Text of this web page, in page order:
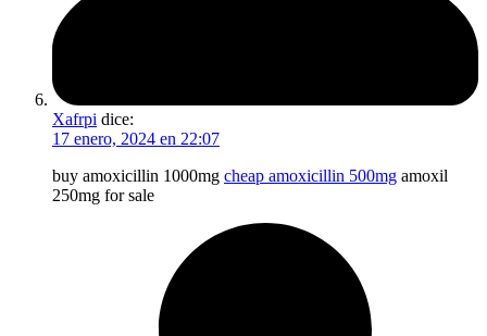
Xafrpi dice:
17 enero, 2024 en 22:07
buy amoxicillin 1000mg cheap amoxicillin 500mg amoxil
250mg for sale